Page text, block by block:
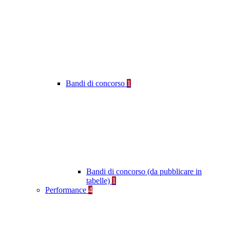
Bandi di concorso 1
Bandi di concorso (da pubblicare in
tabelle) 1
Performance 4